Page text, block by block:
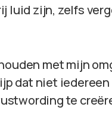
luid zijn, zelfs
met mijn
dat niet
te